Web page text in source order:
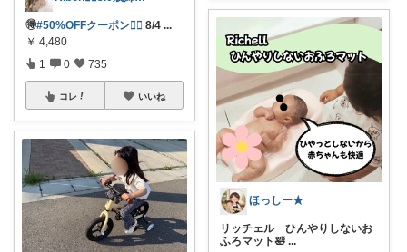
🉐#50%OFFクーポン❤️‍🔥 8/4 ...
￥ 4,480
1 0 735
コレ いいね
ほっしー★
リッチェル ひんやりしないお
ふろマット🛀 ...